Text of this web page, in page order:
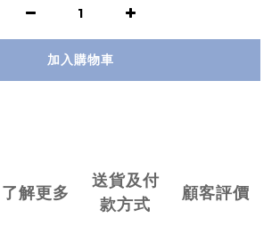
加入購物車
了解更多
送貨及付
款方式
顧客評價